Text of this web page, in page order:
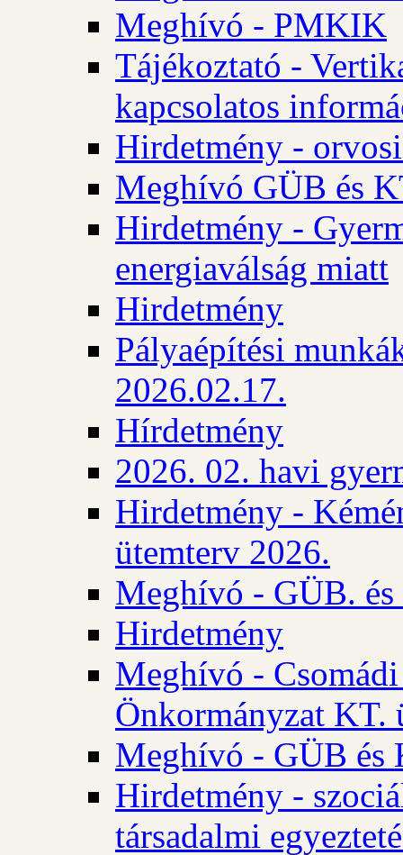
Meghívó - PMKIK
Tájékoztató -
kapcsolatos
Hirdetmény -
Meghívó GÜB és
Hirdetmény -
energiaválság miatt
Hirdetmény
Pályaépítési
2026.02.17.
Hírdetmény
2026. 02. havi
Hirdetmény -
ütemterv 2026.
Meghívó - GÜB.
Hirdetmény
Meghívó -
Önkormányzat KT.
Meghívó - GÜB és
Hirdetmény -
társadalmi